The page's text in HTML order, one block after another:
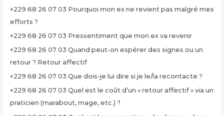
+229 68 26 07 03 Pourquoi mon ex ne revient pas malgré mes
efforts ?
+229 68 26 07 03 Pressentiment que mon ex va revenir
+229 68 26 07 03 Quand peut-on espérer des signes ou un
retour ? Retour affectif
+229 68 26 07 03 Que dois-je lui dire si je le/la recontacte ?
+229 68 26 07 03 Quel est le coût d’un « retour affectif » via un
praticien (marabout, mage, etc.) ?